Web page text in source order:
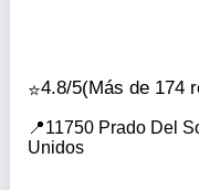
4.8/5(Más de 174
11750 Prado Del
Unidos